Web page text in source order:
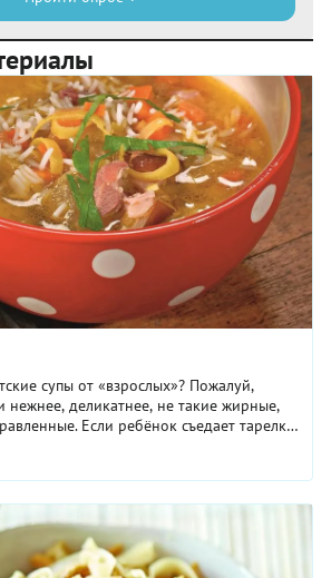
супы от «взрослых»? Пожалуй,
нежнее, деликатнее, не такие жирные,
съедает тарелку
спокойна: ...